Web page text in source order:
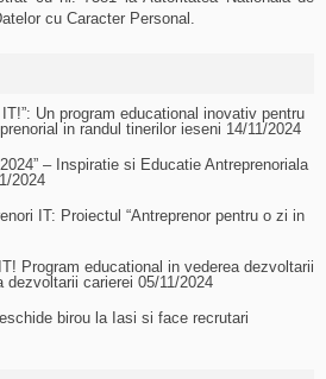
cu Caracter Personal.
Un program educational inovativ pentru
in randul tinerilor ieseni 14/11/2024
– Inspiratie si Educatie Antreprenoriala
2024
IT: Proiectul “Antreprenor pentru o zi in
Program educational in vederea dezvoltarii
dezvoltarii carierei 05/11/2024
birou la Iasi si face recrutari